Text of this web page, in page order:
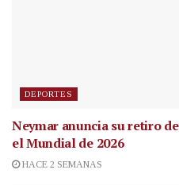
DEPORTES
Neymar anuncia su retiro
el Mundial de 2026
HACE 2 SEMANAS